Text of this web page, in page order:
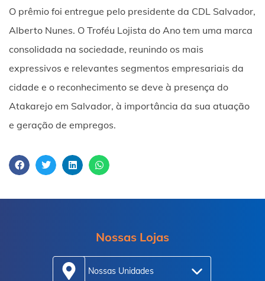
O prêmio foi entregue pelo presidente da CDL Salvador,
Alberto Nunes. O Troféu Lojista do Ano tem uma marca
consolidada na sociedade, reunindo os mais
expressivos e relevantes segmentos empresariais da
cidade e o reconhecimento se deve à presença do
Atakarejo em Salvador, à importância da sua atuação
e geração de empregos.
Nossas Lojas
Nossas Unidades